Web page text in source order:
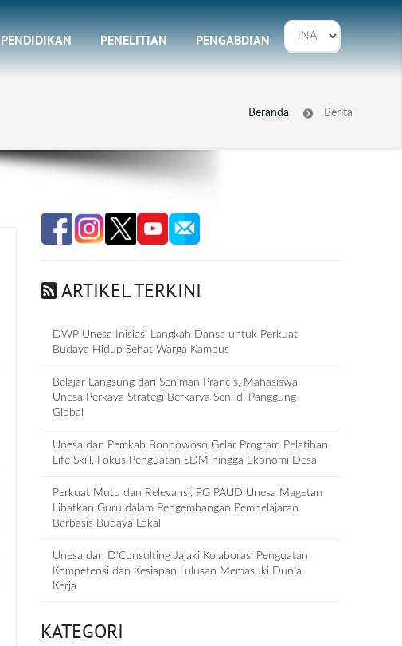
PENDIDIKAN PENELITIAN PENGABDIAN
Beranda Berita
ARTIKEL TERKINI
DWP Unesa Inisiasi Langkah Dansa untuk Perkuat
Budaya Hidup Sehat Warga Kampus
Belajar Langsung dari Seniman Prancis, Mahasiswa
Unesa Perkaya Strategi Berkarya Seni di Panggung
Global
Unesa dan Pemkab Bondowoso Gelar Program Pelatihan
Life Skill, Fokus Penguatan SDM hingga Ekonomi Desa
Perkuat Mutu dan Relevansi, PG PAUD Unesa Magetan
Libatkan Guru dalam Pengembangan Pembelajaran
Berbasis Budaya Lokal
Unesa dan D‘Consulting Jajaki Kolaborasi Penguatan
Kompetensi dan Kesiapan Lulusan Memasuki Dunia
Kerja
KATEGORI